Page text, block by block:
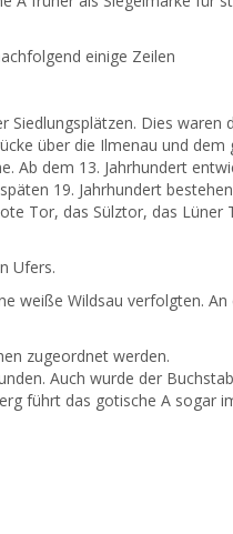
einige Zeilen
Dies waren
über die Ilmenau und dem
Ab dem 13. Jahrhundert
19. Jahrhundert
Tor, das Sülztor, das Lüner
Ufers.
weiße Wildsau verfolgten.
zugeordnet werden.
Auch wurde der
führt das gotische A sogar